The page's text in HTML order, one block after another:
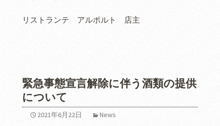
リストランテ アルポルト 店主
緊急事態宣言解除に伴う酒類の提供
について
2021年6月22日 News